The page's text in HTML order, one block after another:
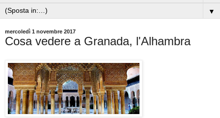
▼
mercoledì 1 novembre 2017
Cosa vedere a Granada, l'Alhambra